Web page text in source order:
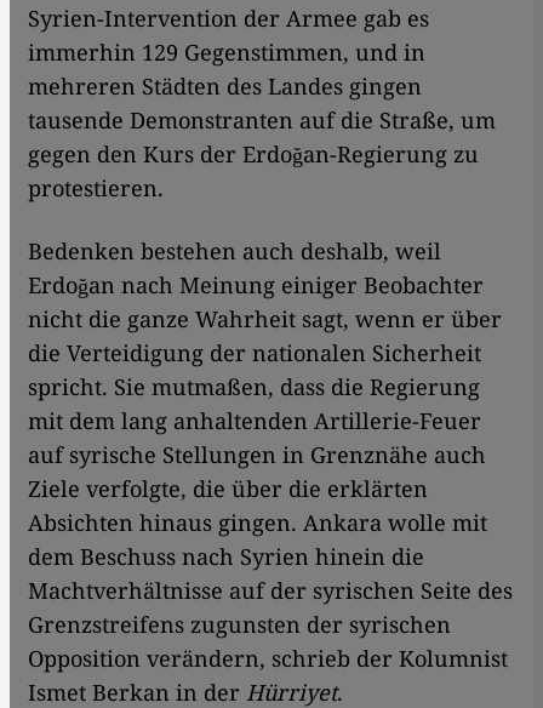
Syrien-Intervention der Armee gab es
immerhin 129 Gegenstimmen, und in
mehreren Städten des Landes gingen
tausende Demonstranten auf die Straße, um
gegen den Kurs der Erdoğan-Regierung zu
protestieren.
Bedenken bestehen auch deshalb, weil
Erdoğan nach Meinung einiger Beobachter
nicht die ganze Wahrheit sagt, wenn er über
die Verteidigung der nationalen Sicherheit
spricht. Sie mutmaßen, dass die Regierung
mit dem lang anhaltenden Artillerie-Feuer
auf syrische Stellungen in Grenznähe auch
Ziele verfolgte, die über die erklärten
Absichten hinaus gingen. Ankara wolle mit
dem Beschuss nach Syrien hinein die
Machtverhältnisse auf der syrischen Seite des
Grenzstreifens zugunsten der syrischen
Opposition verändern, schrieb der Kolumnist
Ismet Berkan in der Hürriyet.